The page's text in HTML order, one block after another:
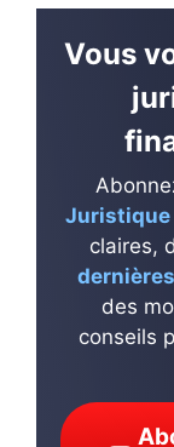
Vous
Juristique
claires,
des
conseils